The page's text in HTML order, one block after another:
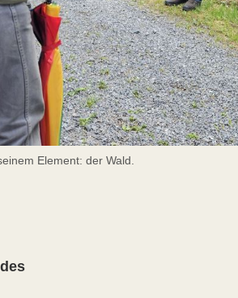
Element: der Wald.